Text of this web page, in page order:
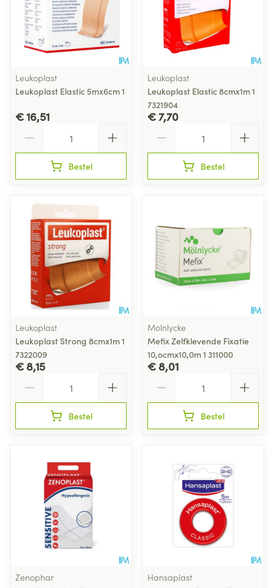
Leukoplast
Leukoplast Elastic 5mx6cm 1
€ 16,51
Bestel
Leukoplast
Leukoplast Elastic 8cmx1m 1
7321904
€ 7,70
Bestel
Leukoplast
Leukoplast Strong 8cmx1m 1
7322009
€ 8,15
Bestel
Molnlycke
Mefix Zelfklevende Fixatie
10,ocmx10,0m 1 311000
€ 8,01
Bestel
Zenophar
Hansaplast